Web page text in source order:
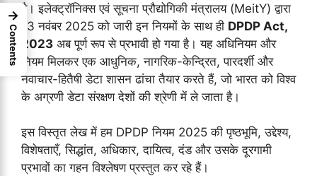
है। इलेक्ट्रॉनिक्स एवं सूचना प्रौद्योगिकी मंत्रालय (MeitY) द्वारा
13 नवंबर 2025 को जारी इन नियमों के साथ ही DPDP Act,
2023 अब पूर्ण रूप से प्रभावी हो गया है। यह अधिनियम और
नियम मिलकर एक आधुनिक, नागरिक-केन्द्रित, पारदर्शी और
नवाचार-हितैषी डेटा शासन ढांचा तैयार करते हैं, जो भारत को विश्व
के अग्रणी डेटा संरक्षण देशों की श्रेणी में ले जाता है।
इस विस्तृत लेख में हम DPDP नियम 2025 की पृष्ठभूमि, उद्देश्य,
विशेषताएँ, सिद्धांत, अधिकार, दायित्व, दंड और उसके दूरगामी
प्रभावों का गहन विश्लेषण प्रस्तुत कर रहे हैं।
→
Contents